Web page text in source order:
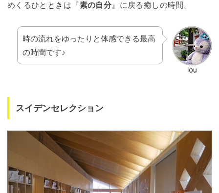
めくるひとときは『素の自分』に戻る癒しの時間。
時の流れをゆったりと体感できる最高
の時間です♪
スイデンセレクション